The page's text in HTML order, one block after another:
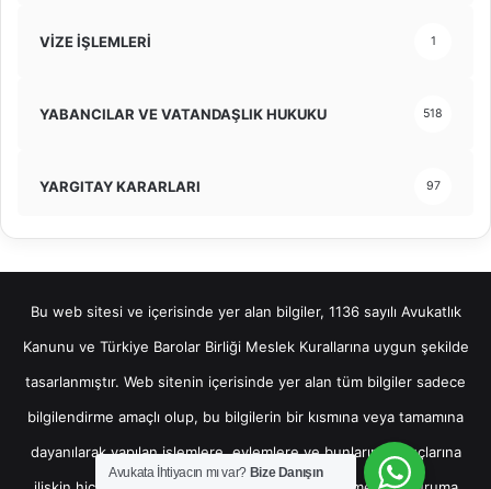
VİZE İŞLEMLERİ 1
YABANCILAR VE VATANDAŞLIK HUKUKU 518
YARGITAY KARARLARI 97
Bu web sitesi ve içerisinde yer alan bilgiler, 1136 sayılı Avukatlık
Kanunu ve Türkiye Barolar Birliği Meslek Kurallarına uygun şekilde
tasarlanmıştır. Web sitenin içerisinde yer alan tüm bilgiler sadece
bilgilendirme amaçlı olup, bu bilgilerin bir kısmına veya tamamına
dayanılarak yapılan işlemlere, eylemlere ve bunların sonuçlarına
Avukata İhtiyacın mı var? Bize Danışın